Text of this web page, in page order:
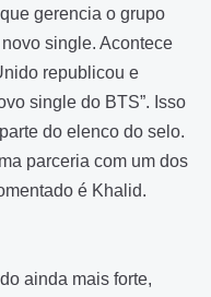
gerencia o grupo
single. Acontece
republicou e
single do BTS”. Isso
do elenco do selo.
parceria com um dos
é Khalid.
ainda mais forte,